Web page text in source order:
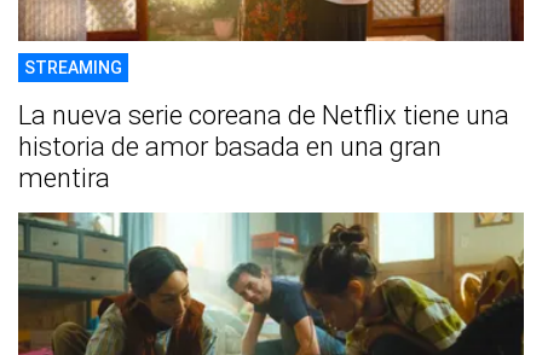
STREAMING
La nueva serie coreana de Netflix tiene una
historia de amor basada en una gran
mentira